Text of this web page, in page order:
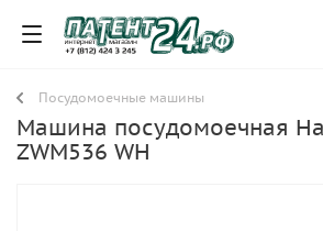
Посудомоечные машины
Машина посудомоечная
ZWM536 WH